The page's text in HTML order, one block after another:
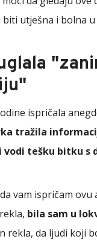
biti utješna i bolna
ispričala
tražila
tešku bitku s
vam ispričam
bila sam u
rekla, da ljudi koji